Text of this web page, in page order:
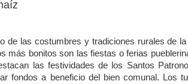
de las costumbres y tradiciones rurales de
más bonitos son las fiestas o ferias
las festividades de los Santos
fondos a beneficio del bien comunal. Los